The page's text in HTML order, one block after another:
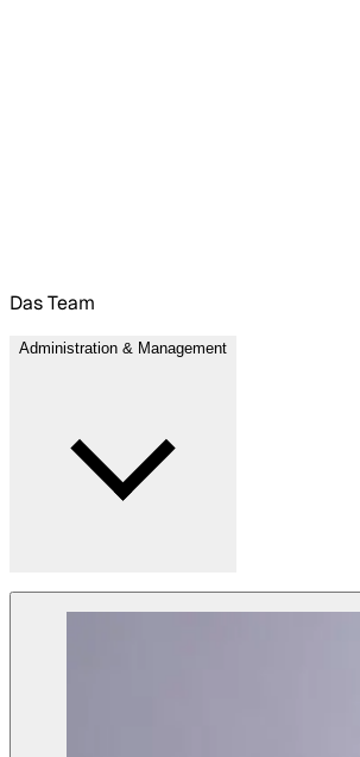
Das Team
Administration & Management